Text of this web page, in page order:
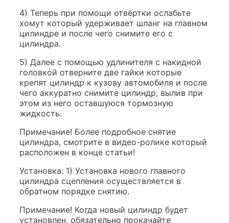
4) Теперь при помощи отвёртки ослабьте
хомут который удерживает шланг на главном
цилиндре и после чего снимите его с
цилиндра.
5) Далее с помощью удлинителя с накидной
головкой отверните две гайки которые
крепят цилиндр к кузову автомобиля и после
чего аккуратно снимите цилиндр, вылив при
этом из него оставшуюся тормозную
жидкость.
Примечание! Более подробное снятие
цилиндра, смотрите в видео-ролике который
расположен в конце статьи!
Установка: 1) Установка нового главного
цилиндра сцепления осуществляется в
обратном порядке снятию.
Примечание! Когда новый цилиндр будет
установлен, обязательно прокачайте